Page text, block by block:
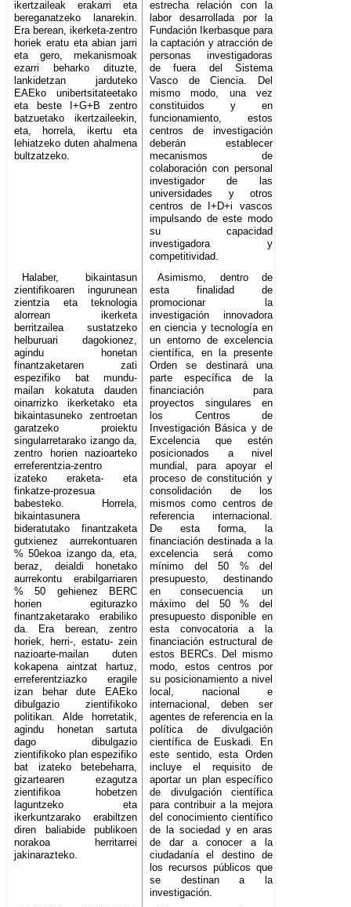
ikertzaileak erakarri eta
bereganatzeko lanarekin.
Era berean, ikerketa-zentro
horiek eratu eta abian jarri
eta gero, mekanismoak
ezarri beharko dituzte,
lankidetzan jarduteko
EAEko unibertsitateetako
eta beste I+G+B zentro
batzuetako ikertzaileekin,
eta, horrela, ikertu eta
lehiatzeko duten ahalmena
bultzatzeko.
estrecha relación con la
labor desarrollada por la
Fundación Ikerbasque para
la captación y atracción de
personas investigadoras
de fuera del Sistema
Vasco de Ciencia. Del
mismo modo, una vez
constituidos y en
funcionamiento, estos
centros de investigación
deberán establecer
mecanismos de
colaboración con personal
investigador de las
universidades y otros
centros de I+D+i vascos
impulsando de este modo
su capacidad
investigadora y
competitividad.
Halaber, bikaintasun
zientifikoaren ingurunean
zientzia eta teknologia
alorrean ikerketa
berritzailea sustatzeko
helburuari dagokionez,
agindu honetan
finantzaketaren zati
espezifiko bat mundu-
mailan kokatuta dauden
oinarrizko ikerketako eta
bikaintasuneko zentroetan
garatzeko proiektu
singularretarako izango da,
zentro horien nazioarteko
erreferentzia-zentro
izateko eraketa- eta
finkatze-prozesua
babesteko. Horrela,
bikaintasunera
bideratutako finantzaketa
gutxienez aurrekontuaren
% 50ekoa izango da, eta,
beraz, deialdi honetako
aurrekontu erabilgarriaren
% 50 gehienez BERC
horien egiturazko
finantzaketarako erabiliko
da. Era berean, zentro
horiek, herri-, estatu- zein
nazioarte-mailan duten
kokapena aintzat hartuz,
erreferentziazko eragile
izan behar dute EAEko
dibulgazio zientifikoko
politikan. Alde horretatik,
agindu honetan sartuta
dago dibulgazio
zientifikoko plan espezifiko
bat izateko betebeharra,
gizartearen ezagutza
zientifikoa hobetzen
laguntzeko eta
ikerkuntzarako erabiltzen
diren baliabide publikoen
norakoa herritarrei
jakinarazteko.
Asimismo, dentro de
esta finalidad de
promocionar la
investigación innovadora
en ciencia y tecnología en
un entorno de excelencia
científica, en la presente
Orden se destinará una
parte específica de la
financiación para
proyectos singulares en
los Centros de
Investigación Básica y de
Excelencia que estén
posicionados a nivel
mundial, para apoyar el
proceso de constitución y
consolidación de los
mismos como centros de
referencia internacional.
De esta forma, la
financiación destinada a la
excelencia será como
mínimo del 50 % del
presupuesto, destinando
en consecuencia un
máximo del 50 % del
presupuesto disponible en
esta convocatoria a la
financiación estructural de
estos BERCs. Del mismo
modo, estos centros por
su posicionamiento a nivel
local, nacional e
internacional, deben ser
agentes de referencia en la
política de divulgación
científica de Euskadi. En
este sentido, esta Orden
incluye el requisito de
aportar un plan específico
de divulgación científica
para contribuir a la mejora
del conocimiento científico
de la sociedad y en aras
de dar a conocer a la
ciudadanía el destino de
los recursos públicos que
se destinan a la
investigación.